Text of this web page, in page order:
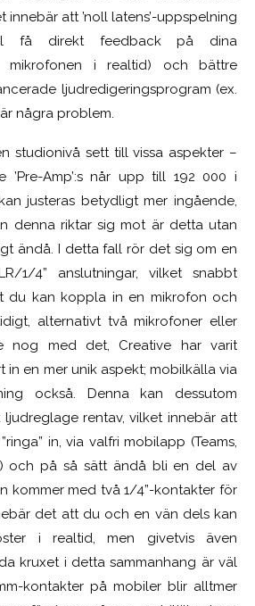
innebär att ’noll latens’-uppspelning
få direkt feedback på dina
mikrofonen i realtid) och bättre
ljudredigeringsprogram (ex.
några problem.
studionivå sett till vissa aspekter –
’Pre-Amp’:s når upp till 192 000 i
justeras betydligt mer ingående,
denna riktar sig mot är detta utan
ändå. I detta fall rör det sig om en
1/4” anslutningar, vilket snabbt
du kan koppla in en mikrofon och
alternativt två mikrofoner eller
nog med det, Creative har varit
en mer unik aspekt; mobilkälla via
också. Denna kan dessutom
rentav, vilket innebär att
in, via valfri mobilapp (Teams,
och på så sätt ändå bli en del av
kommer med två 1/4”-kontakter för
det att du och en vän dels kan
i realtid, men givetvis även
kruxet i detta sammanhang är väl
kontakter på mobiler blir alltmer